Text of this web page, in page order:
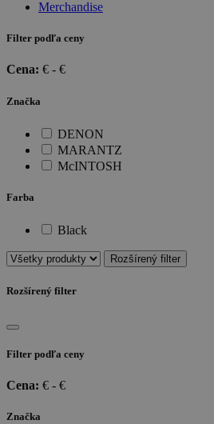
Merchandise
Filter podľa ceny
Cena: € - €
Značka
DENON
MARANTZ
McINTOSH
Farba
Black
Rozšírený filter
Rozšírený filter
Filter podľa ceny
Cena: € - €
Značka